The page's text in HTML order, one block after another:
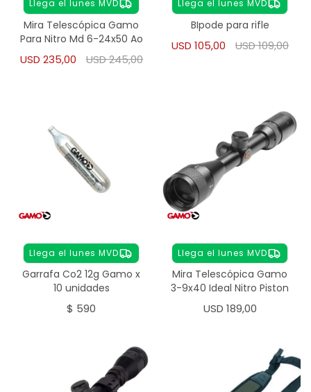
Llega el lunes MVD
Mira Telescópica Gamo
Para Nitro Md 6-24x50 Ao
USD 235,00 USD245,00
Llega el lunes MVD
BIpode para rifle
USD 105,00 USD109,00
Llega el lunes MVD
Garrafa Co2 12g Gamo x
10 unidades
$ 590
Llega el lunes MVD
Mira Telescópica Gamo
3-9x40 Ideal Nitro Piston
USD 189,00